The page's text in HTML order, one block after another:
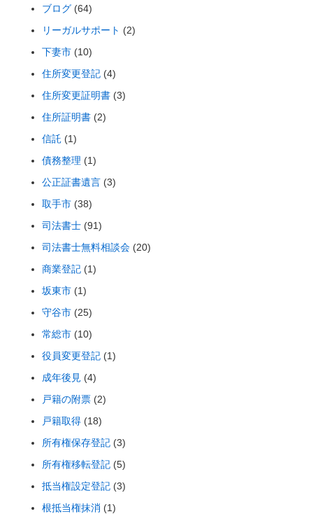
ブログ (64)
リーガルサポート (2)
下妻市 (10)
住所変更登記 (4)
住所変更証明書 (3)
住所証明書 (2)
信託 (1)
債務整理 (1)
公正証書遺言 (3)
取手市 (38)
司法書士 (91)
司法書士無料相談会 (20)
商業登記 (1)
坂東市 (1)
守谷市 (25)
常総市 (10)
役員変更登記 (1)
成年後見 (4)
戸籍の附票 (2)
戸籍取得 (18)
所有権保存登記 (3)
所有権移転登記 (5)
抵当権設定登記 (3)
根抵当権抹消 (1)